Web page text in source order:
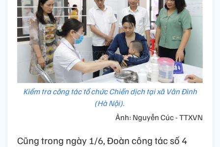
Kiểm tra công tác tổ chức Chiến dịch tại xã Vân Đình
(Hà Nội).
Ảnh: Nguyễn Cúc - TTXVN
Cũng trong ngày 1/6, Đoàn công tác số 4